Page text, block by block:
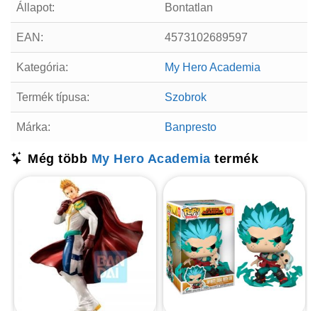
Állapot: Bontatlan
EAN: 4573102689597
Kategória: My Hero Academia
Termék típusa: Szobrok
Márka: Banpresto
Még több My Hero Academia termék